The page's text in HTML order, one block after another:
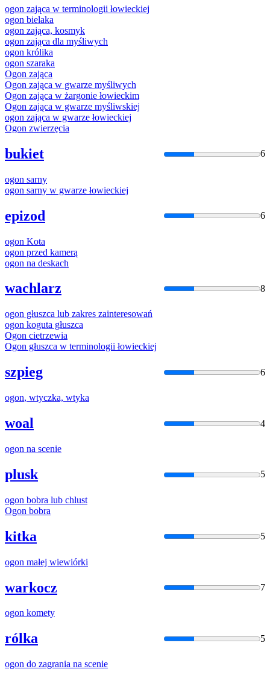
ogon zająca w terminologii łowieckiej
ogon bielaka
ogon zająca, kosmyk
ogon zająca dla myśliwych
ogon królika
ogon szaraka
Ogon zająca
Ogon zająca w gwarze myśliwych
Ogon zająca w żargonie łowieckim
Ogon zająca w gwarze myśliwskiej
ogon zająca w gwarze łowieckiej
Ogon zwierzęcia
bukiet 6
ogon sarny
ogon sarny w gwarze łowieckiej
epizod 6
ogon Kota
ogon przed kamerą
ogon na deskach
wachlarz 8
ogon głuszca lub zakres zainteresowań
ogon koguta głuszca
Ogon cietrzewia
Ogon głuszca w terminologii łowieckiej
szpieg 6
ogon, wtyczka, wtyka
woal 4
ogon na scenie
plusk 5
ogon bobra lub chlust
Ogon bobra
kitka 5
ogon małej wiewiórki
warkocz 7
ogon komety
rólka 5
ogon do zagrania na scenie